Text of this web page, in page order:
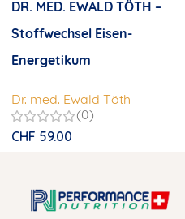
DR. MED. EWALD TÖTH –
Stoffwechsel Eisen-
Energetikum
Dr. med. Ewald Töth
(0)
CHF 59.00